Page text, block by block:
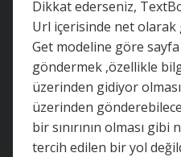
Dikkat ederseniz,
Url içerisinde net
Get modeline göre
göndermek ,özellikle
üzerinden gidiyor olması
üzerinden
bir sınırının olması
tercih edilen bir yol